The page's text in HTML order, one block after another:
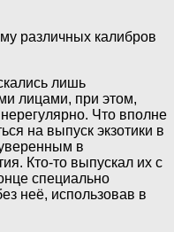
различных калибров
лишь
лицами, при этом,
Что вполне
на выпуск экзотики в
в
Кто-то выпускал их с
специально
неё, использовав в